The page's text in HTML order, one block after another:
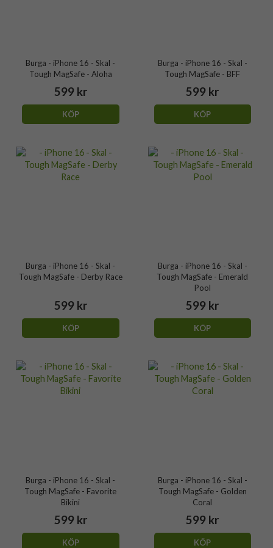
Burga - iPhone 16 - Skal -
Tough MagSafe - Aloha
599 kr
KÖP
Burga - iPhone 16 - Skal -
Tough MagSafe - BFF
599 kr
KÖP
Burga - iPhone 16 - Skal -
Tough MagSafe - Derby Race
599 kr
KÖP
Burga - iPhone 16 - Skal -
Tough MagSafe - Emerald
Pool
599 kr
KÖP
Burga - iPhone 16 - Skal -
Tough MagSafe - Favorite
Bikini
599 kr
KÖP
Burga - iPhone 16 - Skal -
Tough MagSafe - Golden
Coral
599 kr
KÖP